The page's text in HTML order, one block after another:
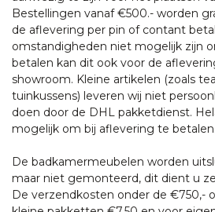
Bestellingen vanaf €500.- worden
de aflevering per pin of contant
omstandigheden niet mogelijk zijn
betalen kan dit ook voor de
showroom. Kleine artikelen (zoals
tuinkussens) leveren wij niet
doen door de DHL pakketdienst.
mogelijk om bij aflevering te betalen.
De badkamermeubelen worden
maar niet gemonteerd, dit dient u
De verzendkosten onder de €750,-